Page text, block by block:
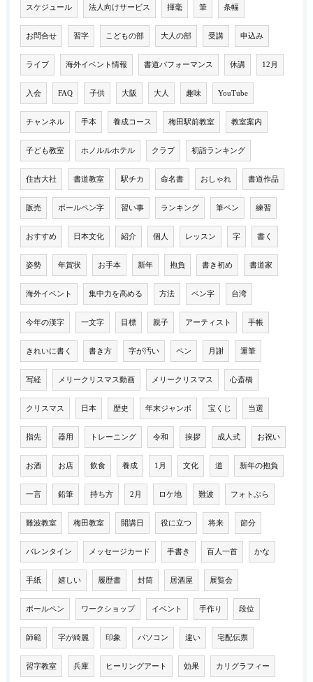
スケジュール 法人向けサービス 揮毫 筆 条幅
お問合せ 習字 こどもの部 大人の部 受講 申込み
ライブ 海外イベント情報 書道パフォーマンス 休講 12月
入会 FAQ 子供 大阪 大人 趣味 YouTube
チャンネル 手本 養成コース 梅田駅前教室 教室案内
子ども教室 ホノルルホテル クラブ 初詣ランキング
住吉大社 書道教室 駅チカ 命名書 おしゃれ 書道作品
販売 ボールペン字 習い事 ランキング 筆ペン 練習
おすすめ 日本文化 紹介 個人 レッスン 字 書く
姿勢 年賀状 お手本 新年 抱負 書き初め 書道家
海外イベント 集中力を高める 方法 ペン字 台湾
今年の漢字 一文字 目標 親子 アーティスト 手帳
きれいに書く 書き方 字が汚い ペン 月謝 運筆
写経 メリークリスマス動画 メリークリスマス 心斎橋
クリスマス 日本 歴史 年末ジャンボ 宝くじ 当選
指先 器用 トレーニング 令和 挨拶 成人式 お祝い
お酒 お店 飲食 養成 1月 文化 道 新年の抱負
一言 鉛筆 持ち方 2月 ロケ地 難波 フォトぶら
難波教室 梅田教室 開講日 役に立つ 将来 節分
バレンタイン メッセージカード 手書き 百人一首 かな
手紙 嬉しい 履歴書 封筒 居酒屋 展覧会
ボールペン ワークショップ イベント 手作り 段位
師範 字が綺麗 印象 パソコン 違い 宅配伝票
習字教室 兵庫 ヒーリングアート 効果 カリグラフィー